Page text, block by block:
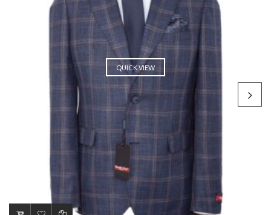
QUICK VIEW